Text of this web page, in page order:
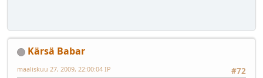
Kärsä Babar
#72
maaliskuu 27, 2009, 22:00:04 IP